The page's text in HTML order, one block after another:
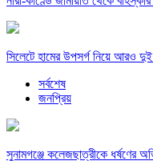
সিলেটে হামের উপসর্গ নিয়ে আরও
সর্বশেষ
জনপ্রিয়
সুনামগঞ্জে কলেজছাত্রীকে ধর্ষণের